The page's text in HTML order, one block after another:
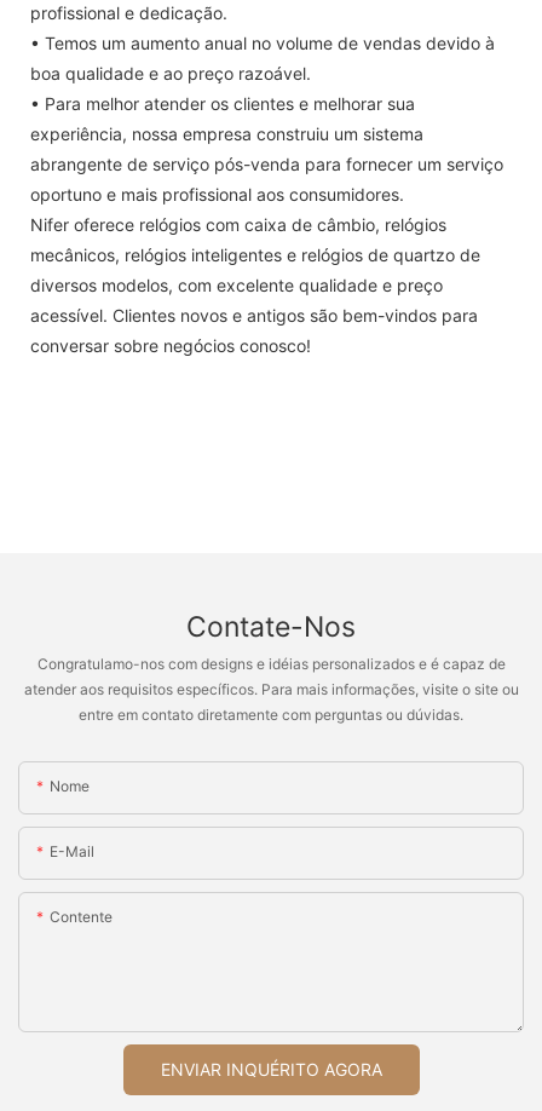
profissional e dedicação.
• Temos um aumento anual no volume de vendas devido à
boa qualidade e ao preço razoável.
• Para melhor atender os clientes e melhorar sua
experiência, nossa empresa construiu um sistema
abrangente de serviço pós-venda para fornecer um serviço
oportuno e mais profissional aos consumidores.
Nifer oferece relógios com caixa de câmbio, relógios
mecânicos, relógios inteligentes e relógios de quartzo de
diversos modelos, com excelente qualidade e preço
acessível. Clientes novos e antigos são bem-vindos para
conversar sobre negócios conosco!
Contate-Nos
Congratulamo-nos com designs e idéias personalizados e é capaz de
atender aos requisitos específicos. Para mais informações, visite o site ou
entre em contato diretamente com perguntas ou dúvidas.
Nome
E-Mail
Contente
ENVIAR INQUÉRITO AGORA